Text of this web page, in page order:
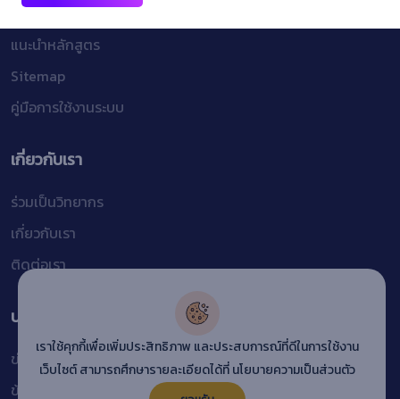
นโยบายความเป็นส่วนตัว
แนะนำหลักสูตร
Sitemap
คู่มือการใช้งานระบบ
เกี่ยวกับเรา
ร่วมเป็นวิทยากร
เกี่ยวกับเรา
ติดต่อเรา
บริการอื่นๆ
ข่าวสารและบทความ
ข้อกำหนดการใช้งาน
เราใช้คุกกี้เพื่อเพิ่มประสิทธิภาพ และประสบการณ์ที่ดีในการใช้งาน
เว็บไซต์ สามารถศึกษารายละเอียดได้ที่นโยบายความเป็นส่วนตัว